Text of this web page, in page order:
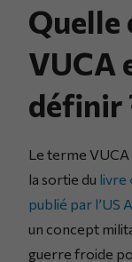
Quelle
VUCA
définir
Le terme
la sortie du livre
publié par l’US
un concept
guerre froide